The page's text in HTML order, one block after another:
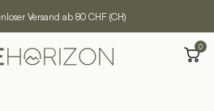
Versand ab 80 CHF (CH)
0